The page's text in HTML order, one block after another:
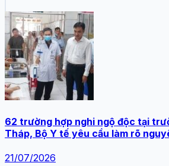
62 trường hợp nghi ngộ độc tại
Tháp, Bộ Y tế yêu cầu làm rõ
21/07/2026